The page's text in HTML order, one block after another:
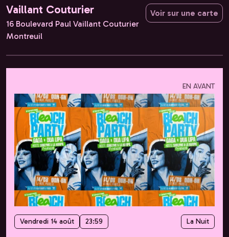
Vaillant Couturier
16 Boulevard Paul Vaillant Couturier
Montreuil
Voir sur une carte
EN AVANT
Vendredi 14 août 23:59 La Nuit